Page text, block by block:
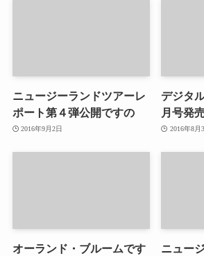
ニュージーランドツアーレ
ポート第４弾公開ですの
2016年9月2日
デジタ
月号発
2016年8月
オーランド・ブルームです
ニュー